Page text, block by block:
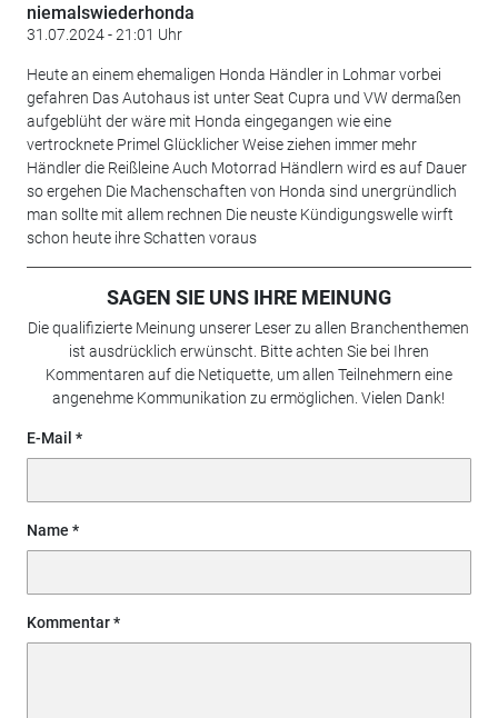
niemalswiederhonda
31.07.2024 - 21:01 Uhr
Heute an einem ehemaligen Honda Händler in Lohmar vorbei
gefahren Das Autohaus ist unter Seat Cupra und VW dermaßen
aufgeblüht der wäre mit Honda eingegangen wie eine
vertrocknete Primel Glücklicher Weise ziehen immer mehr
Händler die Reißleine Auch Motorrad Händlern wird es auf Dauer
so ergehen Die Machenschaften von Honda sind unergründlich
man sollte mit allem rechnen Die neuste Kündigungswelle wirft
schon heute ihre Schatten voraus
SAGEN SIE UNS IHRE MEINUNG
Die qualifizierte Meinung unserer Leser zu allen Branchenthemen
ist ausdrücklich erwünscht. Bitte achten Sie bei Ihren
Kommentaren auf die Netiquette, um allen Teilnehmern eine
angenehme Kommunikation zu ermöglichen. Vielen Dank!
E-Mail
Name
Kommentar